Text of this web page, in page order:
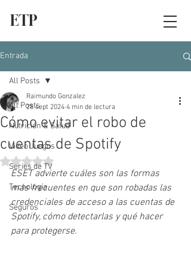
ETP
Entrada
All Posts
Nutrición & Salud
Video Juegos
Series de TV
Tecnología
Seguros
All Posts
Cómo evitar el robo de
cuentas de Spotify
Raimundo Gonzalez
28 sept 2024 4 min de lectura
Obtuvo NaN de 5 estrellas.
ESET advierte cuáles son las formas
más frecuentes en que son robadas las
credenciales de acceso a las cuentas de
Spotify, cómo detectarlas y qué hacer
para protegerse.